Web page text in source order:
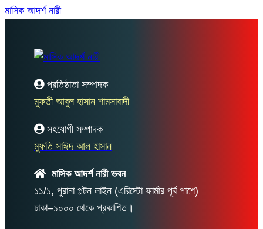
মাসিক আদর্শ নারী
প্রতিষ্ঠাতা সম্পাদক
মুফতী আবুল হাসান শামসাবাদী
সহযোগী সম্পাদক
মুফতি সাঈদ আল হাসান
মাসিক আদর্শ নারী ভবন
১১/১, পুরানা পল্টন লাইন (এরিস্টো ফার্মার পূর্ব পাশে)
ঢাকা–১০০০ থেকে প্রকাশিত।